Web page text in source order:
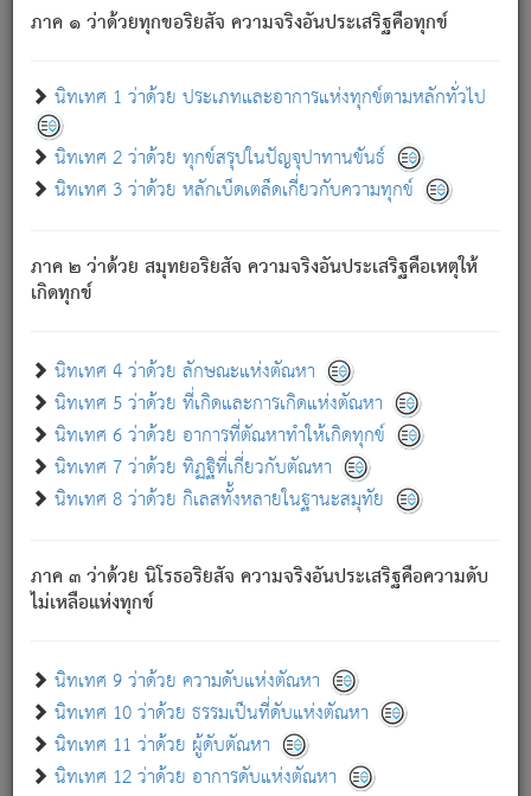
ภาค ๑ ว่าด้วยทุกขอริยสัจ ความจริงอันประเสริฐคือทุกข์
นิทเทศ 1 ว่าด้วย ประเภทและอาการแห่งทุกข์ตามหลักทั่วไป
นิทเทศ 2 ว่าด้วย ทุกข์สรุปในปัญจุปาทานขันธ์
นิทเทศ 3 ว่าด้วย หลักเบ็ดเตล็ดเกี่ยวกับความทุกข์
ภาค ๒ ว่าด้วย สมุทยอริยสัจ ความจริงอันประเสริฐคือเหตุให้
เกิดทุกข์
นิทเทศ 4 ว่าด้วย ลักษณะแห่งตัณหา
นิทเทศ 5 ว่าด้วย ที่เกิดและการเกิดแห่งตัณหา
นิทเทศ 6 ว่าด้วย อาการที่ตัณหาทำให้เกิดทุกข์
นิทเทศ 7 ว่าด้วย ทิฏฐิที่เกี่ยวกับตัณหา
นิทเทศ 8 ว่าด้วย กิเลสทั้งหลายในฐานะสมุทัย
ภาค ๓ ว่าด้วย นิโรธอริยสัจ ความจริงอันประเสริฐคือความดับ
ไม่เหลือแห่งทุกข์
นิทเทศ 9 ว่าด้วย ความดับแห่งตัณหา
นิทเทศ 10 ว่าด้วย ธรรมเป็นที่ดับแห่งตัณหา
นิทเทศ 11 ว่าด้วย ผู้ดับตัณหา
นิทเทศ 12 ว่าด้วย อาการดับแห่งตัณหา
ภพ ว่ามีได้เพราะวิภพ[2]: เรากล่าวว่า สมณะหรือพราหมณ์ทั้ง
ปวงนั้น ก็ยังสลัดภพออกไปไม่ได้.
ก็ทุกข์นี้มีขึ้น เพราะอาศัยซึ่งอุปธิทั้งปวง.
เพราะความสิ้นไปแห่งอุปาทานทั้งปวง ความเกิดขึ้นแห่ง
ทุกข์จึงไม่มี.
ท่านจงดูโลกนี้เถิด (จะเห็นว่า) สัตว์ทั้งหลายอันอวิชาหนา
แน่นบังหนาแล้ว; และว่า สัตว์ผู้ยินดีในภพอันเป็นแล้วนั้น ย่อม
อันเป็นไปในที่หรือเวลาทั้งปวง[3]เพื่อความมีแห่งประโยชน์โดย
ประการทั้งปวง; ภพทั้งหลายทั้งหมดนั้น ไม่เที่ยง เป็นทุกข์ มี
ความแปรปรวนเป็นธรรมดา.
อย่างนี้อยู่; เขาย่อมละภวตัณหาได้ และไม่เพลิดเพลินวิภวตัณหา
ด้วย.
ความดับเพราะความสำรอกไม่เหลือ (แห่งภพทั้งหลาย)
เพราะความสิ้นไปแห่งตัณหาโดยประการทั้งปวง นั้นคือ
นิพพาน.
ภพใหม่ย่อมไม่มีแก่ภิกษุนั้น ผู้ดับเย็นสนิทแล้ว เพราะไม่มี
ภิกษุนั้น เป็นผู้ครอบงำมารได้แล้ว ชนะสงครามแล้ว ก้าวล่วง
ภพทั้งหลายทั้งปวงได้แล้ว เป็นผู้คงที่ (คือไม่เปลี่ยนแปลงอีกต่อ
- อุ.ขุ. ๒๕/๑๒๑/๘๔.
(ข้อความนี้ เป็นพระพุทธอุทานที่ทรงเปล่งออก ที่โคนต้นโพธิ์
เป็นที่ตรัสรู้ เมื่อตรัสรู้แล้วได้ 7 วัน)